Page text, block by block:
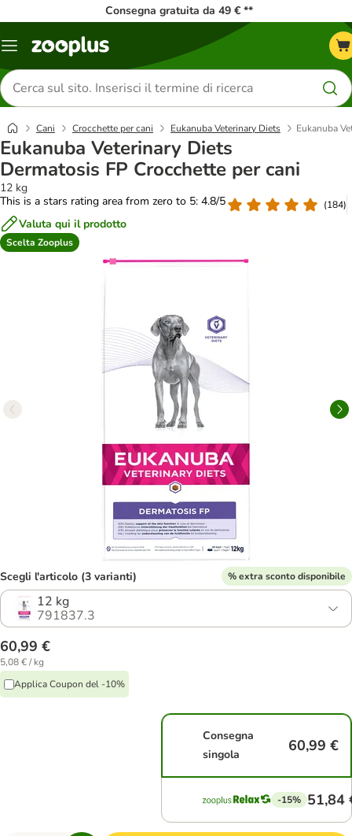
Consegna gratuita da 49 € **
Overview
Cerca
prodotti
Cani Crocchette per cani Eukanuba Veterinary Diets Eukanuba
Eukanuba Veterinary Diets
Dermatosis FP Crocchette per cani
12 kg
This is a stars rating area from zero to 5: 4.8/5
(184)
Valuta qui il prodotto
Scelta Zooplus
Scegli l'articolo (3 varianti) % extra sconto disponibile
12 kg
791837.3
60,99 €
5,08 € / kg
Applica Coupon del -10%
Consegna
singola
60,99 €
-15% 51,84